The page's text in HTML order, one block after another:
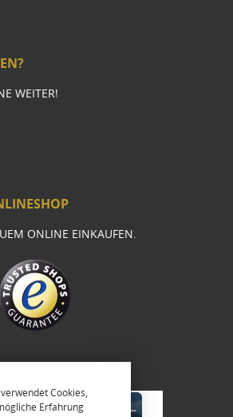
WEITER!
ONLINE EINKAUFEN.
Cookies,
Erfahrung